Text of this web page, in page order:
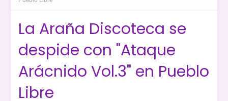
La Araña Discoteca se
despide con "Ataque
Arácnido Vol.3" en Pueblo
Libre